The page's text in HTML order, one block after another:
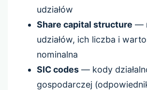
udziałów
Share capital structure —
udziałów, ich liczba i
nominalna
SIC codes— kody
gospodarczej